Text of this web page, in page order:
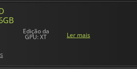
Edição da
GPU: XT Ler mais